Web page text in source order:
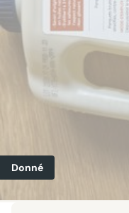
Donné